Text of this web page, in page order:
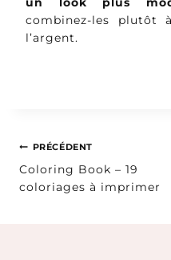
combinez-les plutôt
l’argent.
Navigation
de
PRÉCÉDENT
Coloring Book – 19
coloriages à imprimer